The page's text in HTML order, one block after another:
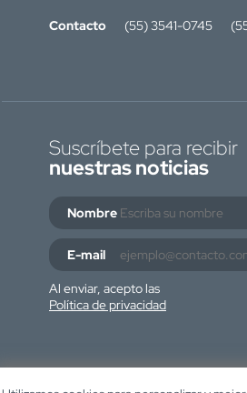
Contacto (55) 3541-0745
Suscríbete para recibir
nuestras noticias
Nombre
E-mail
Al enviar, acepto las
Política de privacidad